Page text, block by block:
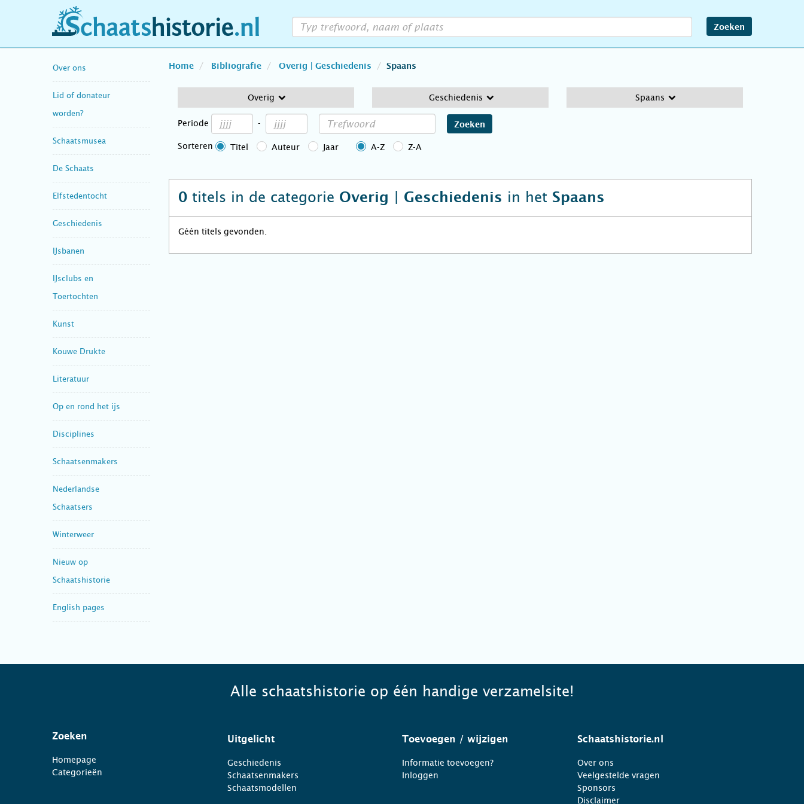
schaatshistorie.nl Zoeken
Over ons
Lid of donateur
worden?
Schaatsmusea
De Schaats
Elfstedentocht
Geschiedenis
IJsbanen
IJsclubs en
Toertochten
Kunst
Kouwe Drukte
Literatuur
Op en rond het ijs
Disciplines
Schaatsenmakers
Nederlandse
Schaatsers
Winterweer
Nieuw op
Schaatshistorie
English pages
Home Bibliografie Overig | Geschiedenis Spaans
Overig Geschiedenis Spaans
Periode - Zoeken
Sorteren Titel Auteur Jaar A-Z Z-A
0 titels in de categorie Overig | Geschiedenis in het Spaans
Géén titels gevonden.
Alle schaatshistorie op één handige verzamelsite!
Zoeken
Homepage
Categorieën
Uitgelicht
Geschiedenis
Schaatsenmakers
Schaatsmodellen
Toevoegen / wijzigen
Informatie toevoegen?
Inloggen
Schaatshistorie.nl
Over ons
Veelgestelde vragen
Sponsors
Disclaimer